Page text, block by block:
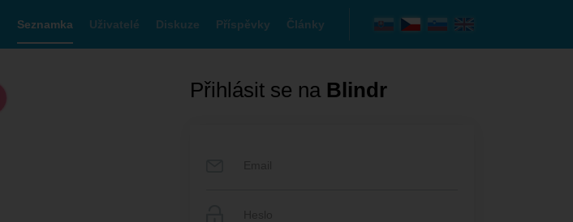
Seznamka Uživatelé Diskuze Příspěvky Články
Přihlásit se na Blindr